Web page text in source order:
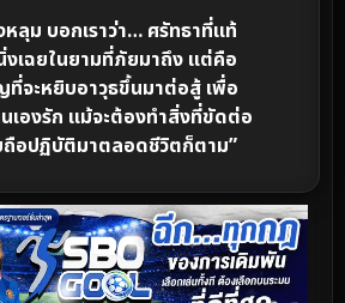
ลุม บอกเราว่า… ศรัทธาที่แท้
งเฉยในยามที่ภัยมาถึง แต่คือ
ที่จะหยิบอาวุธขึ้นมาต่อสู้ เพื่อ
เองรัก แม้จะต้องทำสิ่งที่ขัดต่อ
ถือปฏิบัติมาตลอดชีวิตก็ตาม”